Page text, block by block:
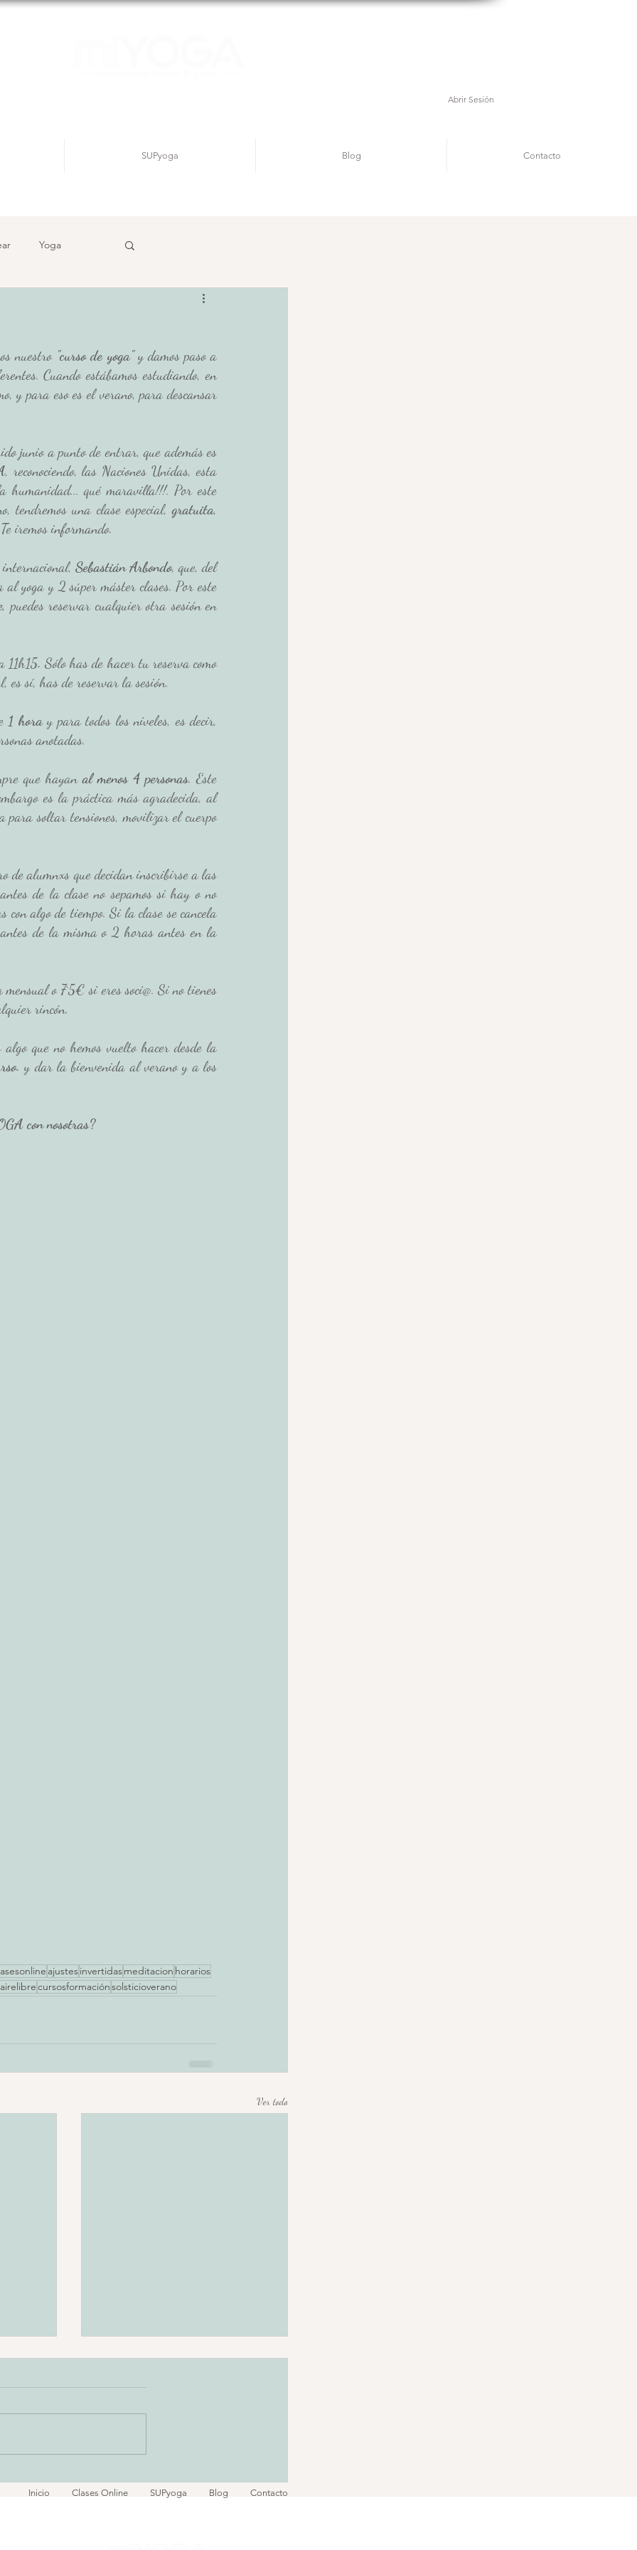
Abrir Sesión
SUPyoga Blog Contacto
Yoga
nuestro "curso de yoga" y damos paso a
Cuando estábamos estudiando, en
y para eso es el verano, para descansar
junio a punto de entrar, que además es
, reconociendo, las Naciones Unidas, esta
humanidad... qué maravilla!!!. Por este
tendremos una clase especial, gratuita,
iremos informando.
internacional, Sebastián Arbondo, que, del
yoga y 2 súper máster clases. Por este
, puedes reservar cualquier otra sesión en
11h15. Sólo has de hacer tu reserva como
es sí, has de reservar la sesión.
1 hora
anotadas.
que hayan al menos 4 personas. Este
es la práctica más agradecida, al
soltar tensiones, movilizar el cuerpo
de alumnxs que decidan inscribirse a las
de la clase no sepamos si hay o no
con algo de tiempo. Si la clase se cancela
de la misma o 2 horas antes en la
o 7`5€ si eres soci@. Si no tienes
rincón.
que no hemos vuelto hacer desde la
y dar la bienvenida al verano y a los
con nosotras?
ajustesinvertidasmeditacion horarios
cursosformaciónsolsticioverano
Ver todo
DICIEMBRE
Inicio Clases Online SUPyoga Blog Contacto